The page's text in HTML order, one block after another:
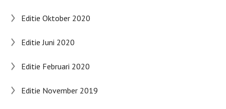
Editie Oktober 2020
Editie Juni 2020
Editie Februari 2020
Editie November 2019